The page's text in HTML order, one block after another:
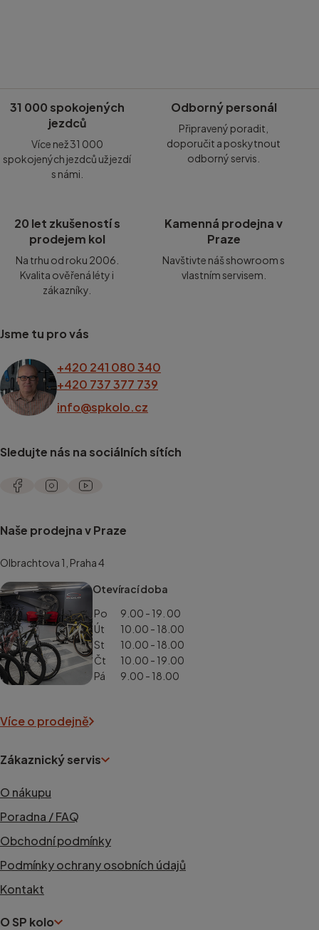
31 000 spokojených
jezdců
Více než 31 000
spokojených jezdců už jezdí
s námi.
Odborný personál
Připravený poradit,
doporučit a poskytnout
odborný servis.
20 let zkušeností s
prodejem kol
Na trhu od roku 2006.
Kvalita ověřená léty i
zákazníky.
Kamenná prodejna v
Praze
Navštivte náš showroom s
vlastním servisem.
Jsme tu pro vás
+420 241 080 340
+420 737 377 739
info@spkolo.cz
Sledujte nás na sociálních sítích
Naše prodejna v Praze
Olbrachtova 1, Praha 4
Otevírací doba
Po
9.00 - 19. 00
Út
10.00 - 18.00
St
10.00 - 18.00
Čt
10.00 - 19.00
Pá
9.00 - 18.00
Více o prodejně
Zákaznický servis
O nákupu
Poradna / FAQ
Obchodní podmínky
Podmínky ochrany osobních údajů
Kontakt
O SP kolo